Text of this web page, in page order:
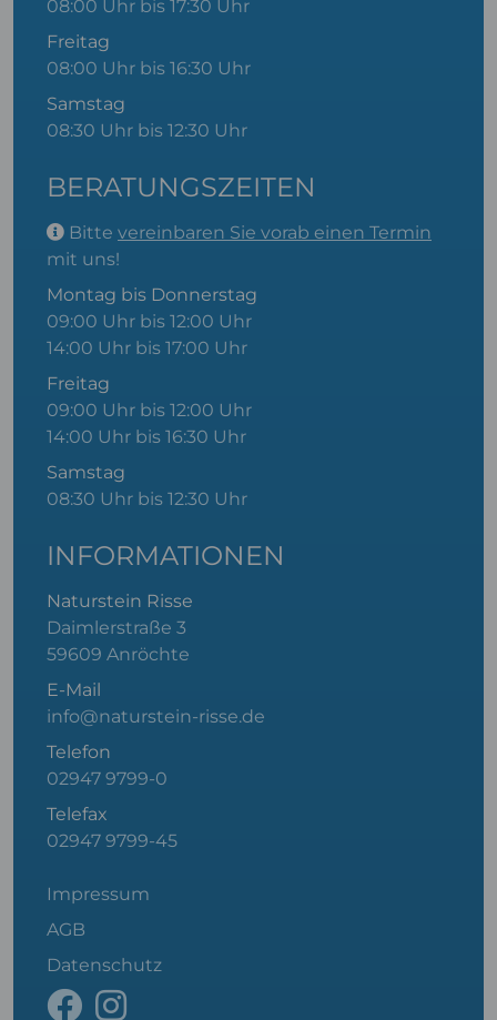
08:00 Uhr bis 17:30 Uhr
Freitag
08:00 Uhr bis 16:30 Uhr
Samstag
08:30 Uhr bis 12:30 Uhr
BERATUNGSZEITEN
Bitte vereinbaren Sie vorab einen Termin
mit uns!
Montag bis Donnerstag
09:00 Uhr bis 12:00 Uhr
14:00 Uhr bis 17:00 Uhr
Freitag
09:00 Uhr bis 12:00 Uhr
14:00 Uhr bis 16:30 Uhr
Samstag
08:30 Uhr bis 12:30 Uhr
INFORMATIONEN
Naturstein Risse
Daimlerstraße 3
59609 Anröchte
E-Mail
info@naturstein-risse.de
Telefon
02947 9799-0
Telefax
02947 9799-45
Impressum
AGB
Datenschutz